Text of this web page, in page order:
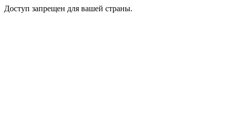
Доступ запрещен для вашей страны.